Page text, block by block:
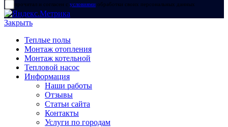
прочитал и согласен с условиями обработки своих персональных данных
Закрыть
Теплые полы
Монтаж отопления
Монтаж котельной
Тепловой насос
Информация
Наши работы
Отзывы
Статьи сайта
Контакты
Услуги по городам